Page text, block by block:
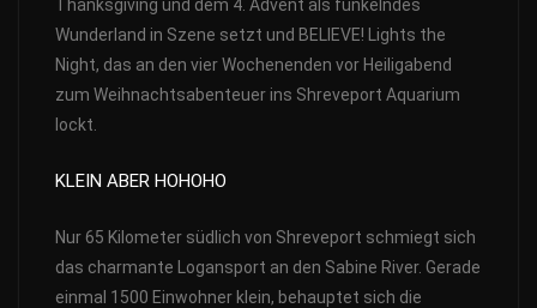
Thanksgiving und dem 4. Advent als funkelndes
Wunderland in Szene setzt und BELIEVE! Lights the
Night, das an den vier Wochenenden vor Heiligabend
zum Weihnachtsabenteuer ins Shreveport Aquarium
lockt.
KLEIN ABER HOHOHO
Nur 65 Kilometer südlich von Shreveport schmiegt sich
das charmante Logansport an den Sabine River. Gerade
einmal 1500 Einwohner klein, behauptet sich die